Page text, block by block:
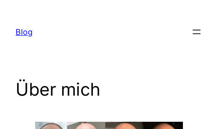
springen
Blog
Über mich